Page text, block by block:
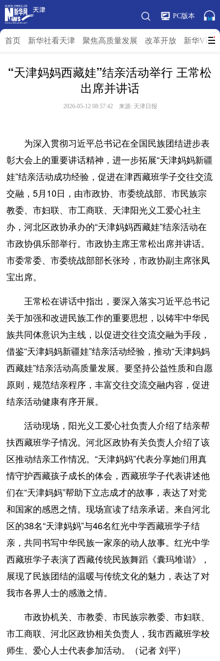
PC版本
首页 新华社看天津 聚焦高质量发展 改革开放 新华V访
“天津妈妈西藏娃”结亲活动举行 王常松
出席并讲话
2026-05-12 08:57:42 来源: 天津日报
为深入贯彻习近平总书记在全国民族团结进步表
彰大会上的重要讲话精神，进一步拓展“天津妈妈新疆
娃”结亲活动成功经验，促进在津西藏班学子交往交流
交融，5月10日，由市政协、市委统战部、市民族宗
教委、市妇联、市工商联、天津阳光义工爱心社主
办，河北区政协承办的“天津妈妈西藏娃”结亲活动在
市政协俱乐部举行。市政协主席王常松出席并讲话。
市委常委、市委统战部部长张玲，市政协副主席张凤
宝出席。
王常松在讲话中指出，要深入落实习近平总书记
关于加强和改进民族工作的重要思想，以铸牢中华民
族共同体意识为主线，以促进交往交流交融为手段，
借鉴“天津妈妈新疆娃”结亲活动经验，推动“天津妈妈
西藏娃”结亲活动高质量发展。要坚持公益性质和自愿
原则，规范结亲程序，丰富交往交流交融内容，促进
结亲活动健康有序开展。
活动现场，阳光义工爱心社负责人介绍了结亲帮
扶西藏班学子情况。河北区政协有关负责人介绍了该
区推动结亲工作情况。“天津妈妈”代表分享她们用真
情守护西藏孩子成长的体会，西藏班学子代表讲述他
们在“天津妈妈”帮助下立志成才的故事，表达了对党
和国家的感恩之情。现场宣读了结亲承诺。来自河北
区的38名“天津妈妈”与46名红光中学西藏班学子结
亲，共同书写中华民族一家亲的动人故事。红光中学
西藏班学子表演了西藏传统民族舞蹈《囊玛堆谐》，
展现了民族团结的温暖与传统文化的魅力，表达了对
我市各界人士的感激之情。
市政协机关、市教委、市民族宗教委、市妇联、
市工商联、河北区政协相关负责人，我市西藏班学校
师生、爱心人士代表参加活动。（记者 刘平）